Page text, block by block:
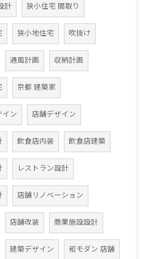
計 狭小住宅 間取り
狭小地住宅 吹抜け
通風計画 収納計画
京都 建築家
ン 店舗デザイン
飲食店内装 飲食店建築
レストラン設計
店舗リノベーション
店舗改装 商業施設設計
建築デザイン 和モダン 店舗